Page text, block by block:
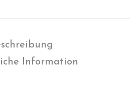
Information